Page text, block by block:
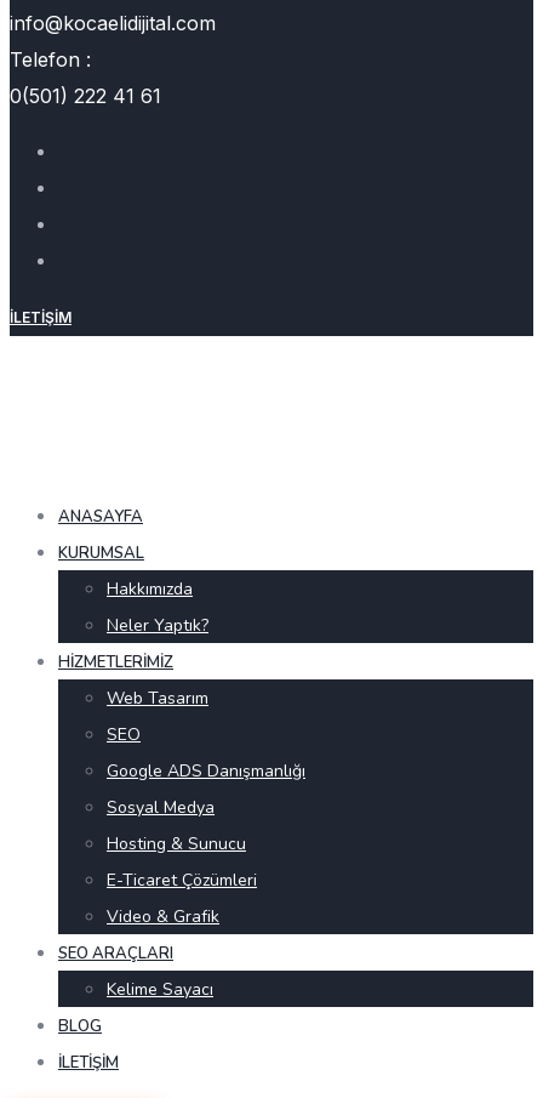
info@kocaelidijital.com
Telefon :
0(501) 222 41 61
İLETIŞIM
ANASAYFA
KURUMSAL
Hakkımızda
Neler Yaptık?
HIZMETLERIMIZ
Web Tasarım
SEO
Google ADS Danışmanlığı
Sosyal Medya
Hosting & Sunucu
E-Ticaret Çözümleri
Video & Grafik
SEO ARAÇLARI
Kelime Sayacı
BLOG
İLETIŞIM